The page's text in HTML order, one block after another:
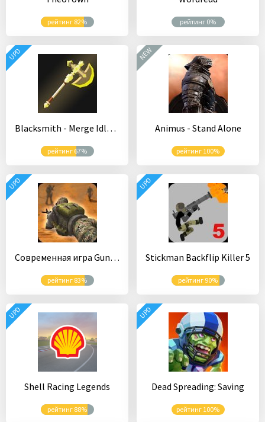
рейтинг 82% рейтинг 0%
Blacksmith - Merge Idle RPG
рейтинг 67%
UPD
Animus - Stand Alone
рейтинг 100%
NEW
Современная игра Gun Strike:Counter Shooting Games
рейтинг 83%
UPD
Stickman Backflip Killer 5
рейтинг 90%
UPD
Shell Racing Legends
рейтинг 88%
UPD
Dead Spreading: Saving
рейтинг 100%
UPD